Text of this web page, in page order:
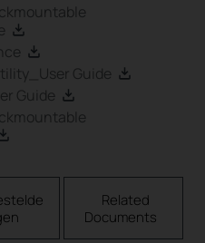
Guide
Guide
Related
Documents